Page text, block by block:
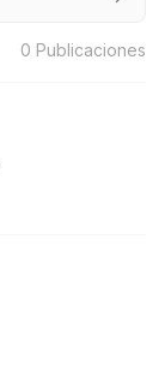
0 Publicaciones